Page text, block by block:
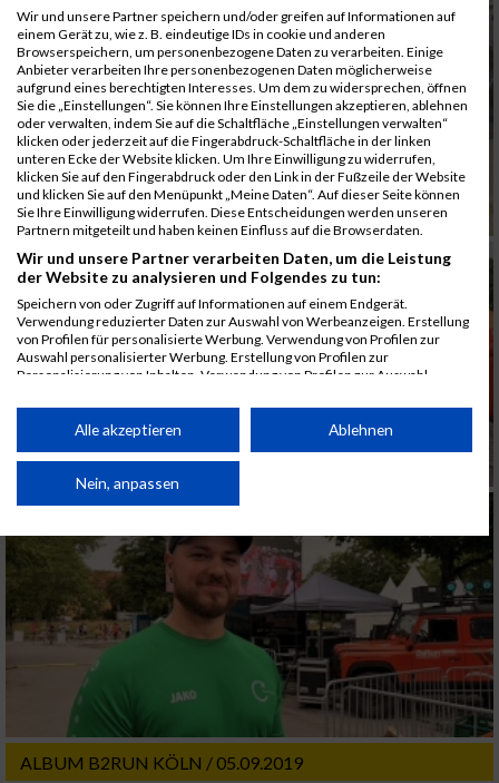
ALBUM B2RUN KÖLN / 05.09.2019
Wir und unsere Partner speichern und/oder greifen auf Informationen auf
einem Gerät zu, wie z. B. eindeutige IDs in cookie und anderen
Browserspeichern, um personenbezogene Daten zu verarbeiten. Einige
Anbieter verarbeiten Ihre personenbezogenen Daten möglicherweise
aufgrund eines berechtigten Interesses. Um dem zu widersprechen, öffnen
Sie die „Einstellungen“. Sie können Ihre Einstellungen akzeptieren, ablehnen
oder verwalten, indem Sie auf die Schaltfläche „Einstellungen verwalten“
klicken oder jederzeit auf die Fingerabdruck-Schaltfläche in der linken
unteren Ecke der Website klicken. Um Ihre Einwilligung zu widerrufen,
klicken Sie auf den Fingerabdruck oder den Link in der Fußzeile der Website
und klicken Sie auf den Menüpunkt „Meine Daten“. Auf dieser Seite können
Sie Ihre Einwilligung widerrufen. Diese Entscheidungen werden unseren
Partnern mitgeteilt und haben keinen Einfluss auf die Browserdaten.
Wir und unsere Partner verarbeiten Daten, um die Leistung
der Website zu analysieren und Folgendes zu tun:
Speichern von oder Zugriff auf Informationen auf einem Endgerät.
Verwendung reduzierter Daten zur Auswahl von Werbeanzeigen. Erstellung
von Profilen für personalisierte Werbung. Verwendung von Profilen zur
Auswahl personalisierter Werbung. Erstellung von Profilen zur
Personalisierung von Inhalten. Verwendung von Profilen zur Auswahl
Performance von Inhalten. Analyse von Zielgruppen durch Statistiken oder
Kombinationen von Daten aus verschiedenen Quellen. Entwicklung und
von Inhalten.
Daten können außerhalb der Europäischen Union weitergegeben und in die
Website/App.
Partnerliste anzeigen (1 IAB-Anbieter)
Wir nutzen Ihre Daten für folgende Zwecke:
IAB-Verarbeitungszwecke:
Speichern von oder Zugriff auf Informationen
auf einem Endgerät
Verwendung reduzierter Daten zur Auswahl
von Werbeanzeigen
Alle akzeptieren Ablehnen
Nein, anpassen